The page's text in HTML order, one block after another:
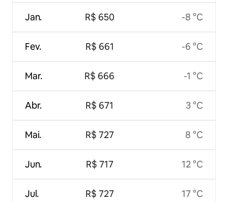
Jan.
Fev.
Mar.
Abr.
Mai.
Jun.
Jul.
R$ 650
R$ 661
R$ 666
R$ 671
R$ 727
R$ 717
R$ 727
-8 °C
-6 °C
-1 °C
3 °C
8 °C
12 °C
17 °C